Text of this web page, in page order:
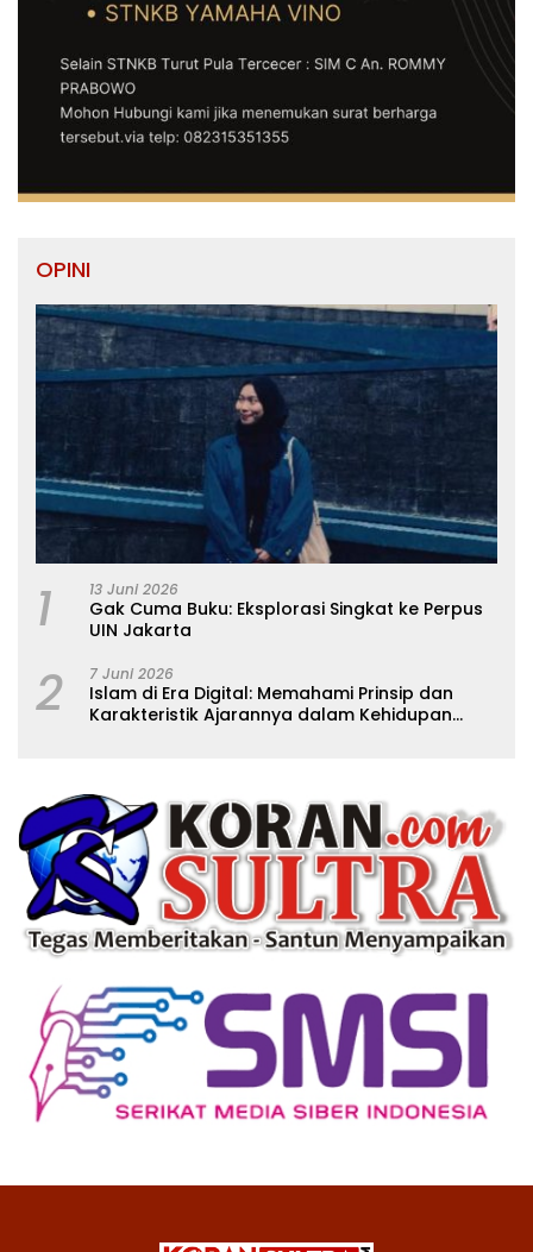
OPINI
1 13 Juni 2026
Gak Cuma Buku: Eksplorasi Singkat ke Perpus
UIN Jakarta
2 7 Juni 2026
Islam di Era Digital: Memahami Prinsip dan
Karakteristik Ajarannya dalam Kehidupan